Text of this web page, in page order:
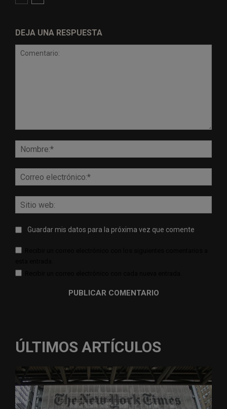
DEJA UNA RESPUESTA
web:
Guardar mis datos para la próxima vez que comente
ÚLTIMOS ARTÍCULOS